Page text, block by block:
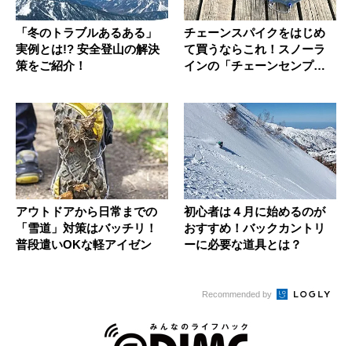
「冬のトラブルあるある」
実例とは!? 安全登山の解決
策をご紹介！
チェーンスパイクをはじめ
て買うならこれ！スノーラ
インの「チェーンセンプ
アウトドアから日常までの
「雪道」対策はバッチリ！
普段遣いOKな軽アイゼン
初心者は４月に始めるのが
おすすめ！バックカントリ
ーに必要な道具とは？
Recommended by